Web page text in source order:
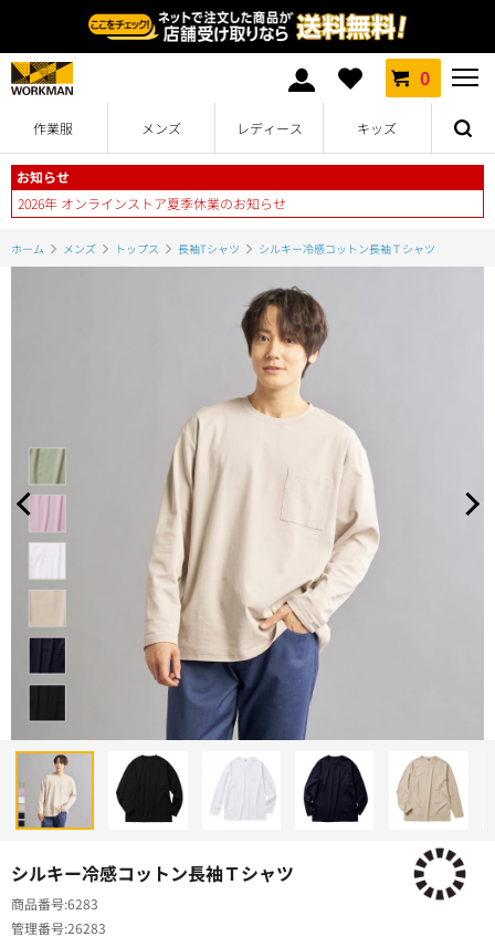
0
作業服 メンズ レディース キッズ
お知らせ
2026年 オンラインストア夏季休業のお知らせ
ホーム メンズ トップス 長袖Tシャツ シルキー冷感コットン長袖Ｔシャツ
シルキー冷感コットン長袖Ｔシャツ
商品番号6283
管理番号26283